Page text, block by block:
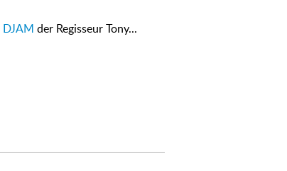
DJAM der Regisseur Tony...